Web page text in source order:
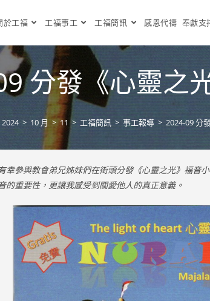
於工福 工福事工 工福簡訊 感恩代禱 奉獻支
分發《心靈之
2024 > 10 月 > 11 > 工福簡訊 > 事工報導 > 2024-09 分
幸參與教會弟兄姊妹們在街頭分發《心靈之光》福音
的重要性，更讓我感受到關愛他人的真正意義。